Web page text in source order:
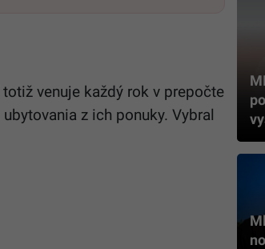
venuje každý rok v prepočte
z ich ponuky. Vybral